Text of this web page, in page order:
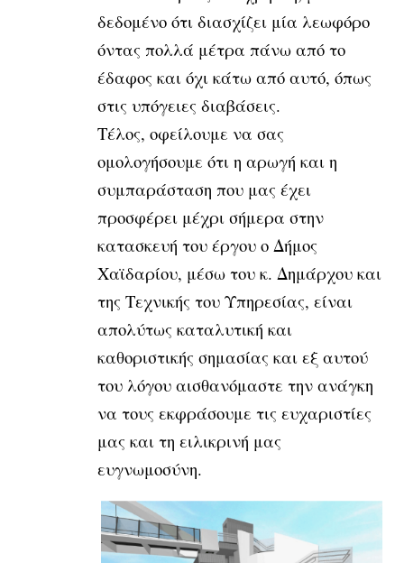
δεδομένο ότι διασχίζει μία λεωφόρο
όντας πολλά μέτρα πάνω από το
έδαφος και όχι κάτω από αυτό, όπως
στις υπόγειες διαβάσεις.
Τέλος, οφείλουμε να σας
ομολογήσουμε ότι η αρωγή και η
συμπαράσταση που μας έχει
προσφέρει μέχρι σήμερα στην
κατασκευή του έργου ο Δήμος
Χαϊδαρίου, μέσω του κ. Δημάρχου και
της Τεχνικής του Υπηρεσίας, είναι
απολύτως καταλυτική και
καθοριστικής σημασίας και εξ αυτού
του λόγου αισθανόμαστε την ανάγκη
να τους εκφράσουμε τις ευχαριστίες
μας και τη ειλικρινή μας
ευγνωμοσύνη.